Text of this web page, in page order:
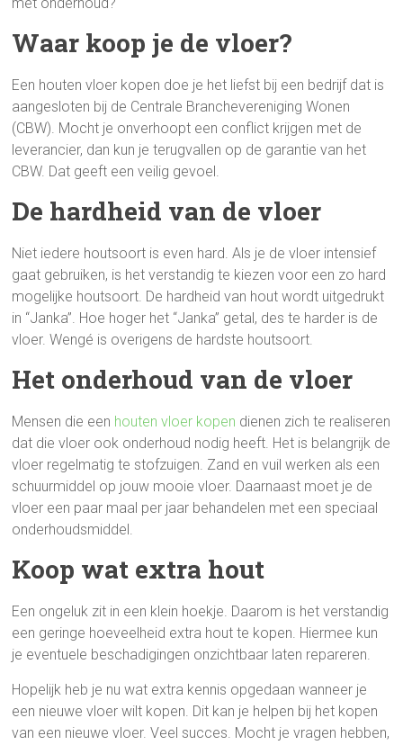
Waar koop je de vloer?
Een houten vloer kopen doe je het liefst bij een bedrijf dat is
aangesloten bij de Centrale Branchevereniging Wonen
(CBW). Mocht je onverhoopt een conflict krijgen met de
leverancier, dan kun je terugvallen op de garantie van het
CBW. Dat geeft een veilig gevoel.
De hardheid van de vloer
Niet iedere houtsoort is even hard. Als je de vloer intensief
gaat gebruiken, is het verstandig te kiezen voor een zo hard
mogelijke houtsoort. De hardheid van hout wordt uitgedrukt
in “Janka”. Hoe hoger het “Janka” getal, des te harder is de
vloer. Wengé is overigens de hardste houtsoort.
Het onderhoud van de vloer
Mensen die een houten vloer kopen dienen zich te realiseren
dat die vloer ook onderhoud nodig heeft. Het is belangrijk de
vloer regelmatig te stofzuigen. Zand en vuil werken als een
schuurmiddel op jouw mooie vloer. Daarnaast moet je de
vloer een paar maal per jaar behandelen met een speciaal
onderhoudsmiddel.
Koop wat extra hout
Een ongeluk zit in een klein hoekje. Daarom is het verstandig
een geringe hoeveelheid extra hout te kopen. Hiermee kun
je eventuele beschadigingen onzichtbaar laten repareren.
Hopelijk heb je nu wat extra kennis opgedaan wanneer je
een nieuwe vloer wilt kopen. Dit kan je helpen bij het kopen
van een nieuwe vloer. Veel succes. Mocht je vragen hebben,